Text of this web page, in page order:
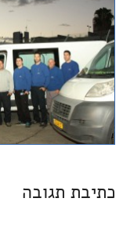
כתיבת תגובה